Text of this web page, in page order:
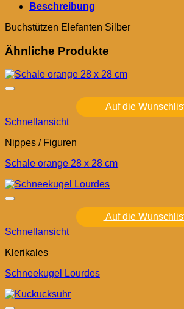
Beschreibung
Buchstützen Elefanten Silber
Ähnliche Produkte
Auf die
Schnellansicht
Nippes / Figuren
Schale orange 28 x 28 cm
Auf die
Schnellansicht
Klerikales
Schneekugel Lourdes